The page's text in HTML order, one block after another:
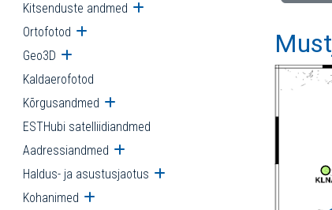
Kitsenduste andmed Ava alammenüü
Ortofotod Ava alammenüü
Geo3D Ava alammenüü
Kaldaerofotod
Kõrgusandmed Ava alammenüü
ESTHubi satelliidiandmed
Aadressiandmed Ava alammenüü
Haldus- ja asustusjaotus Ava alammenüü
Kohanimed Ava alammenüü